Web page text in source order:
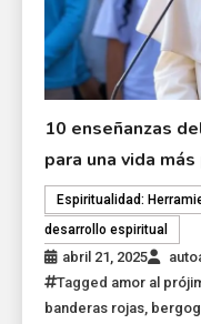
10 enseñanzas
para una vida
Espiritualidad:
desarrollo espiritual
abril 21, 2025
Tagged amor al
banderas rojas,